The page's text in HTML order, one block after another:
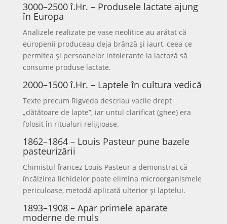
3000–2500 î.Hr. – Produsele lactate ajung
în Europa
Analizele realizate pe vase neolitice au arătat că
europenii produceau deja brânză și iaurt, ceea ce
permitea și persoanelor intolerante la lactoză să
consume produse lactate.
2000–1500 î.Hr. – Laptele în cultura vedică
Texte precum Rigveda descriau vacile drept
„dătătoare de lapte”, iar untul clarificat (ghee) era
folosit în ritualuri religioase.
1862–1864 – Louis Pasteur pune bazele
pasteurizării
Chimistul francez Louis Pasteur a demonstrat că
încălzirea lichidelor poate elimina microorganismele
periculoase, metodă aplicată ulterior și laptelui.
1893–1908 – Apar primele aparate
moderne de muls